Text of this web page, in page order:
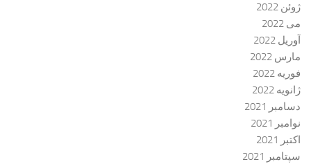
ژوئن 2022
می 2022
آوریل 2022
مارس 2022
فوریه 2022
ژانویه 2022
دسامبر 2021
نوامبر 2021
اکتبر 2021
سپتامبر 2021